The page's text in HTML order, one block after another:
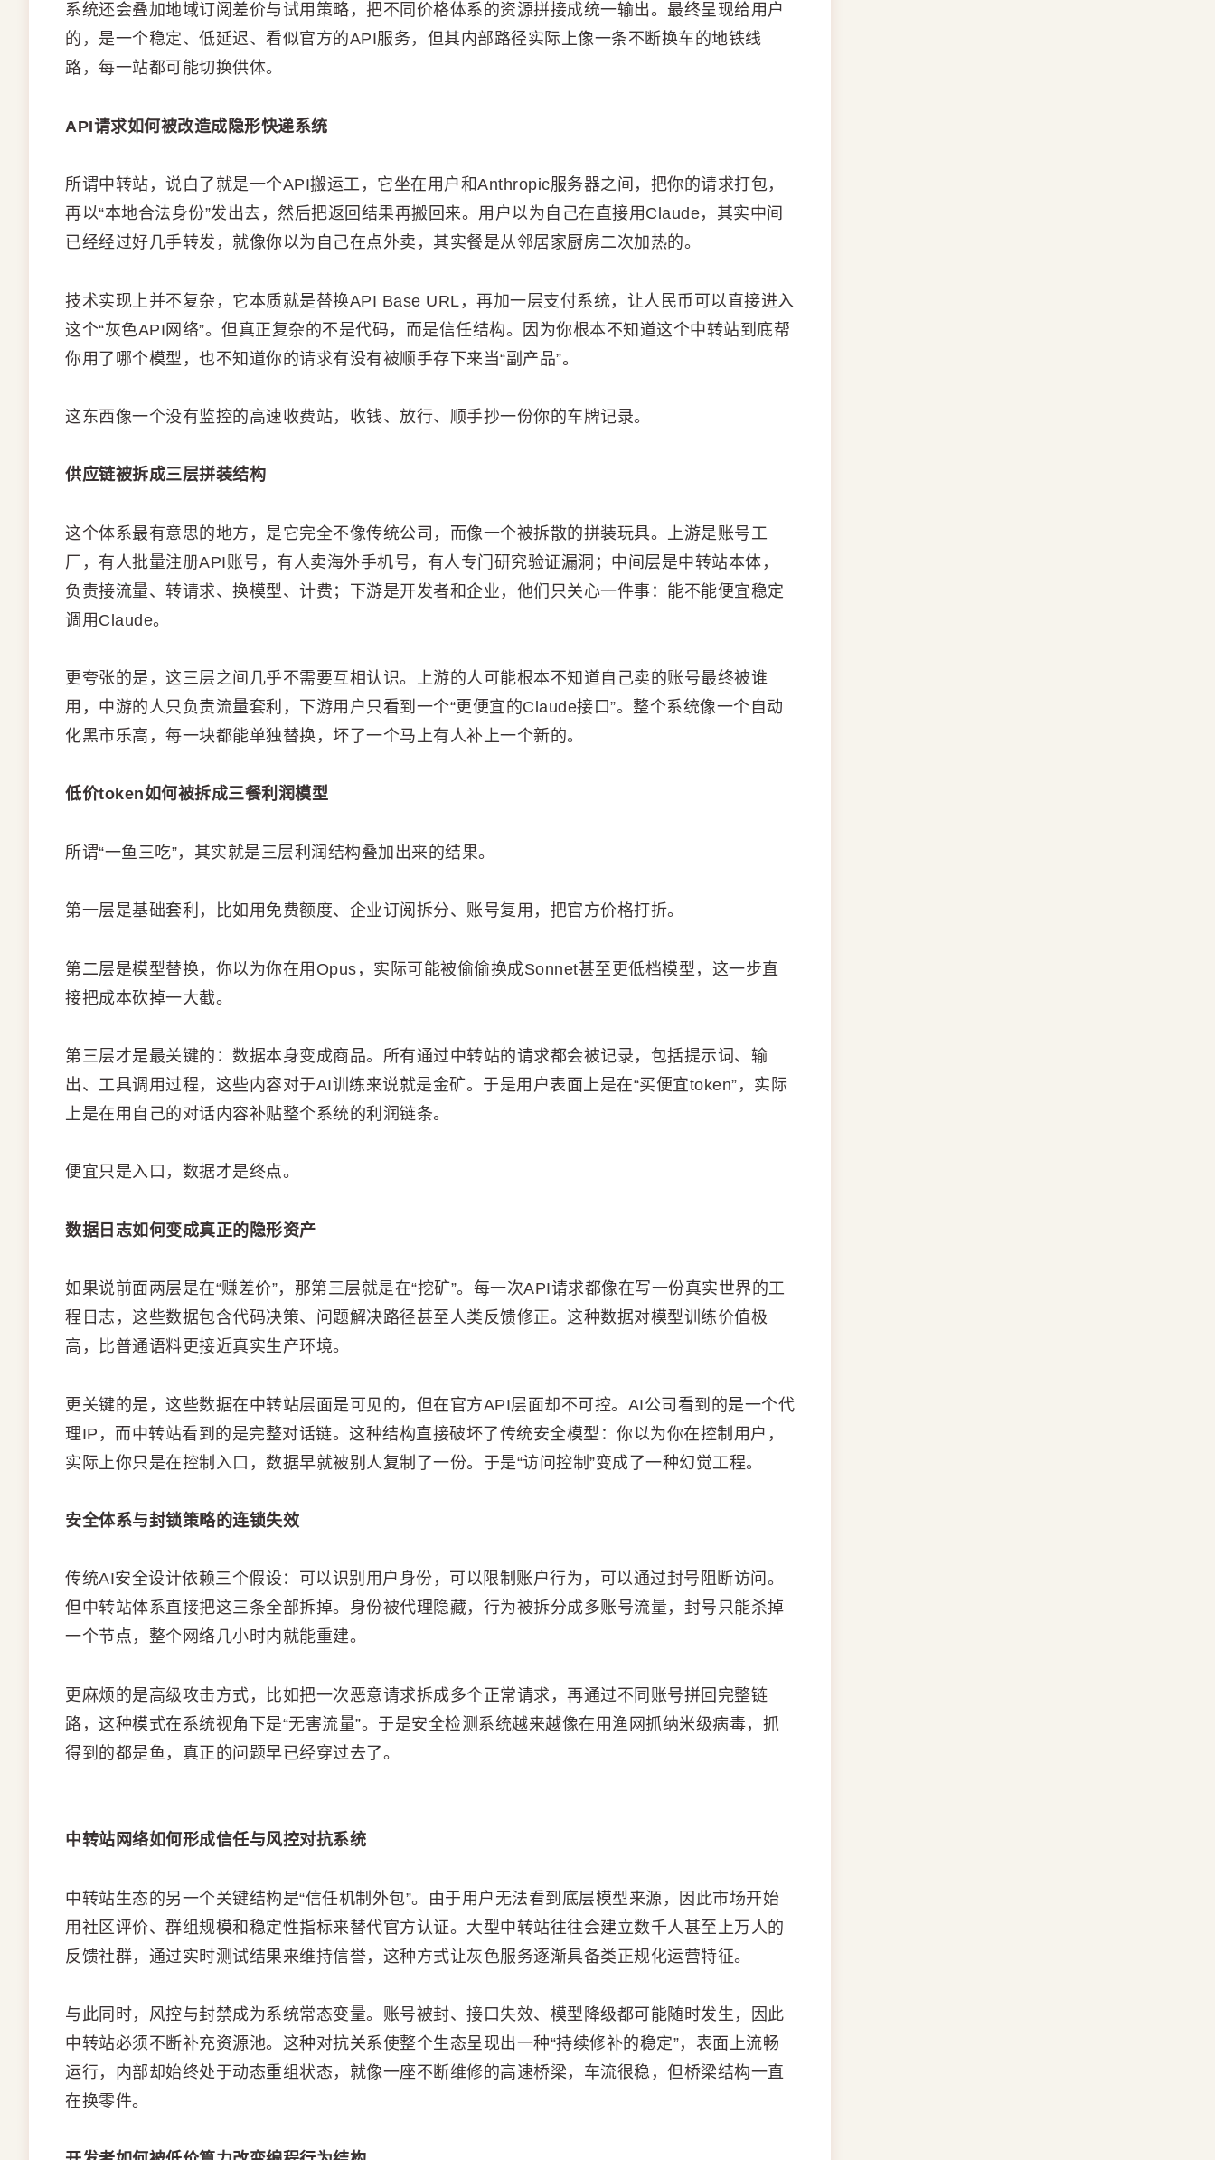
系统还会叠加地域订阅差价与试用策略，把不同价格体系的资源拼接成统一输出。最终呈现给用户
的，是一个稳定、低延迟、看似官方的API服务，但其内部路径实际上像一条不断换车的地铁线
路，每一站都可能切换供体。
API请求如何被改造成隐形快递系统
所谓中转站，说白了就是一个API搬运工，它坐在用户和Anthropic服务器之间，把你的请求打包，
再以“本地合法身份”发出去，然后把返回结果再搬回来。用户以为自己在直接用Claude，其实中间
已经经过好几手转发，就像你以为自己在点外卖，其实餐是从邻居家厨房二次加热的。
技术实现上并不复杂，它本质就是替换API Base URL，再加一层支付系统，让人民币可以直接进入
这个“灰色API网络”。但真正复杂的不是代码，而是信任结构。因为你根本不知道这个中转站到底帮
你用了哪个模型，也不知道你的请求有没有被顺手存下来当“副产品”。
这东西像一个没有监控的高速收费站，收钱、放行、顺手抄一份你的车牌记录。
供应链被拆成三层拼装结构
这个体系最有意思的地方，是它完全不像传统公司，而像一个被拆散的拼装玩具。上游是账号工
厂，有人批量注册API账号，有人卖海外手机号，有人专门研究验证漏洞；中间层是中转站本体，
负责接流量、转请求、换模型、计费；下游是开发者和企业，他们只关心一件事：能不能便宜稳定
调用Claude。
更夸张的是，这三层之间几乎不需要互相认识。上游的人可能根本不知道自己卖的账号最终被谁
用，中游的人只负责流量套利，下游用户只看到一个“更便宜的Claude接口”。整个系统像一个自动
化黑市乐高，每一块都能单独替换，坏了一个马上有人补上一个新的。
低价token如何被拆成三餐利润模型
所谓“一鱼三吃”，其实就是三层利润结构叠加出来的结果。
第一层是基础套利，比如用免费额度、企业订阅拆分、账号复用，把官方价格打折。
第二层是模型替换，你以为你在用Opus，实际可能被偷偷换成Sonnet甚至更低档模型，这一步直
接把成本砍掉一大截。
第三层才是最关键的：数据本身变成商品。所有通过中转站的请求都会被记录，包括提示词、输
出、工具调用过程，这些内容对于AI训练来说就是金矿。于是用户表面上是在“买便宜token”，实际
上是在用自己的对话内容补贴整个系统的利润链条。
便宜只是入口，数据才是终点。
数据日志如何变成真正的隐形资产
如果说前面两层是在“赚差价”，那第三层就是在“挖矿”。每一次API请求都像在写一份真实世界的工
程日志，这些数据包含代码决策、问题解决路径甚至人类反馈修正。这种数据对模型训练价值极
高，比普通语料更接近真实生产环境。
更关键的是，这些数据在中转站层面是可见的，但在官方API层面却不可控。AI公司看到的是一个代
理IP，而中转站看到的是完整对话链。这种结构直接破坏了传统安全模型：你以为你在控制用户，
实际上你只是在控制入口，数据早就被别人复制了一份。于是“访问控制”变成了一种幻觉工程。
安全体系与封锁策略的连锁失效
传统AI安全设计依赖三个假设：可以识别用户身份，可以限制账户行为，可以通过封号阻断访问。
但中转站体系直接把这三条全部拆掉。身份被代理隐藏，行为被拆分成多账号流量，封号只能杀掉
一个节点，整个网络几小时内就能重建。
更麻烦的是高级攻击方式，比如把一次恶意请求拆成多个正常请求，再通过不同账号拼回完整链
路，这种模式在系统视角下是“无害流量”。于是安全检测系统越来越像在用渔网抓纳米级病毒，抓
得到的都是鱼，真正的问题早已经穿过去了。
中转站网络如何形成信任与风控对抗系统
中转站生态的另一个关键结构是“信任机制外包”。由于用户无法看到底层模型来源，因此市场开始
用社区评价、群组规模和稳定性指标来替代官方认证。大型中转站往往会建立数千人甚至上万人的
反馈社群，通过实时测试结果来维持信誉，这种方式让灰色服务逐渐具备类正规化运营特征。
与此同时，风控与封禁成为系统常态变量。账号被封、接口失效、模型降级都可能随时发生，因此
中转站必须不断补充资源池。这种对抗关系使整个生态呈现出一种“持续修补的稳定”，表面上流畅
运行，内部却始终处于动态重组状态，就像一座不断维修的高速桥梁，车流很稳，但桥梁结构一直
在换零件。